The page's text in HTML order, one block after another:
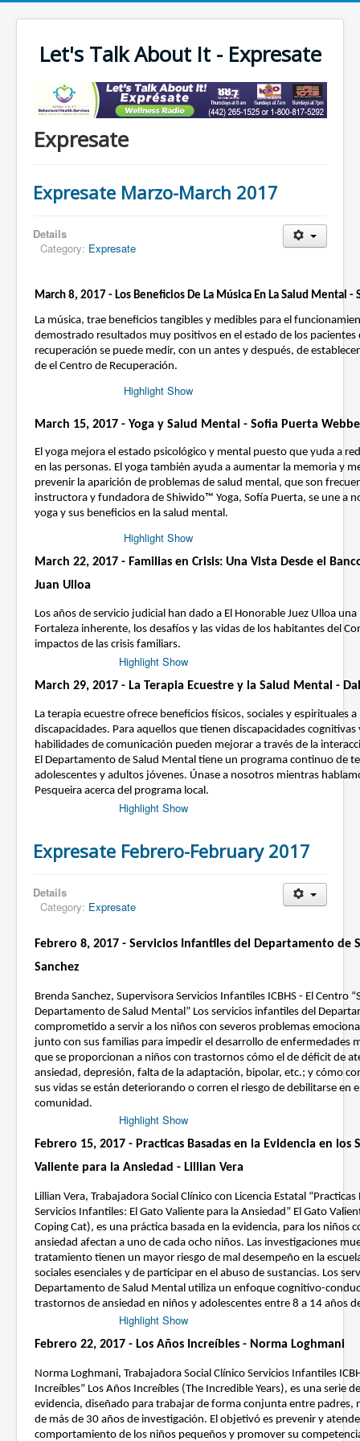
Let's Talk About It - Expresate
Expresate
Expresate Marzo-March 2017
Details
Category: Expresate
March 8, 2017 - Los Beneficios De La Música En La Salud Mental -
La música, trae beneficios tangibles y medibles para el
demostrado resultados muy positivos en el estado de los pacientes
recuperación se puede medir, con un antes y después, de
de el Centro de Recuperación.
Highlight Show
March 15, 2017 - Yoga y Salud Mental - Sofia Puerta
El yoga mejora el estado psicológico y mental puesto que yuda a
en las personas. El yoga también ayuda a aumentar la memoria y
prevenir la aparición de problemas de salud mental, que son
instructora y fundadora de Shiwido™ Yoga, Sofía Puerta, se une a
yoga y sus beneficios en la salud mental.
Highlight Show
March 22, 2017 - Familias en Crisis: Una Vista Desde el
Juan Ulloa
Los años de servicio judicial han dado a El Honorable Juez Ulloa
Fortaleza inherente, los desafíos y las vidas de los habitantes del
impactos de las crisis familiars.
Highlight Show
March 29, 2017 - La Terapia Ecuestre y la Salud Mental -
La terapia ecuestre ofrece beneficios físicos, sociales y espirituales
discapacidades. Para aquellos que tienen discapacidades
habilidades de comunicación pueden mejorar a través de la
El Departamento de Salud Mental tiene un programa continuo de
adolescentes y adultos jóvenes. Únase a nosotros mientras
Pesqueira acerca del programa local.
Highlight Show
Expresate Febrero-February 2017
Details
Category: Expresate
Febrero 8, 2017 - Servicios Infantiles del Departamento de
Sanchez
Brenda Sanchez, Supervisora Servicios Infantiles ICBHS - El Centro
Departamento de Salud Mental” Los servicios infantiles del
comprometido a servir a los niños con severos problemas
junto con sus familias para impedir el desarrollo de enfermedades
que se proporcionan a niños con trastornos cómo el de déficit de
ansiedad, depresión, falta de la adaptación, bipolar, etc.; y cómo
sus vidas se están deteriorando o corren el riesgo de debilitarse en
comunidad.
Highlight Show
Febrero 15, 2017 - Practicas Basadas en la Evidencia en los
Valiente para la Ansiedad - Lillian Vera
Lillian Vera, Trabajadora Social Clínico con Licencia Estatal
Servicios Infantiles: El Gato Valiente para la Ansiedad” El Gato
Coping Cat), es una práctica basada en la evidencia, para los niños
ansiedad afectan a uno de cada ocho niños. Las investigaciones
tratamiento tienen un mayor riesgo de mal desempeño en la
sociales esenciales y de participar en el abuso de sustancias. Los
Departamento de Salud Mental utiliza un enfoque cognitivo-
trastornos de ansiedad en niños y adolescentes entre 8 a 14 años
Highlight Show
Febrero 22, 2017 - Los Años Increíbles - Norma Loghmani
Norma Loghmani, Trabajadora Social Clínico Servicios Infantiles
Increíbles” Los Años Increíbles (The Incredible Years), es una serie
evidencia, diseñado para trabajar de forma conjunta entre padres,
de más de 30 años de investigación. El objetivó es prevenir y
comportamiento de los niños pequeños y promover su